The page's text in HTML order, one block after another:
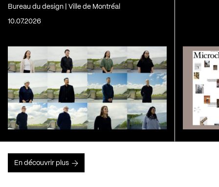
Bureau du design | Ville de Montréal
10.07.2026
En découvrir plus